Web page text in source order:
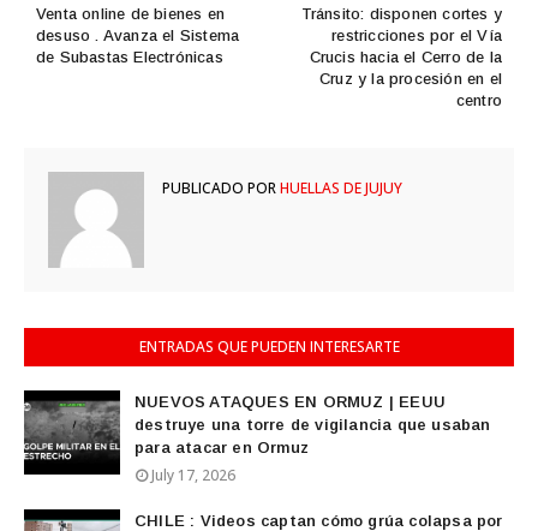
Tránsito: disponen cortes y
restricciones por el Vía
Crucis hacia el Cerro de la
Cruz y la procesión en el
centro
Venta online de bienes en
desuso . Avanza el Sistema
de Subastas Electrónicas
PUBLICADO PORHUELLAS DE JUJUY
ENTRADAS QUE PUEDEN INTERESARTE
NUEVOS ATAQUES EN ORMUZ | EEUU
destruye una torre de vigilancia que usaban
para atacar en Ormuz
July 17, 2026
CHILE : Videos captan cómo grúa colapsa por